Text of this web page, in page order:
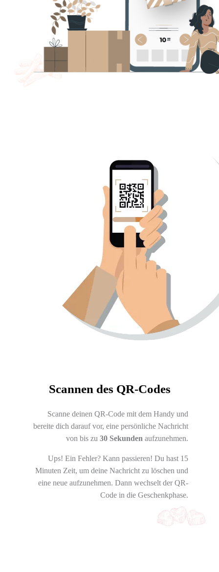
Scannen des QR-Codes
Scanne deinen QR-Code mit dem Handy und
bereite dich darauf vor, eine persönliche Nachricht
von bis zu 30 Sekunden aufzunehmen.
Ups! Ein Fehler? Kann passieren! Du hast 15
Minuten Zeit, um deine Nachricht zu löschen und
eine neue aufzunehmen. Dann wechselt der QR-
Code in die Geschenkphase.